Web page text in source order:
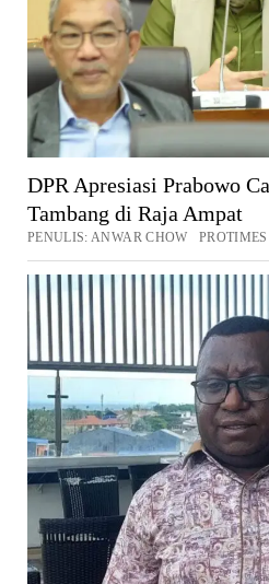
DPR Apresiasi Prabowo
Tambang di Raja Ampat
PENULIS: ANWAR CHOW